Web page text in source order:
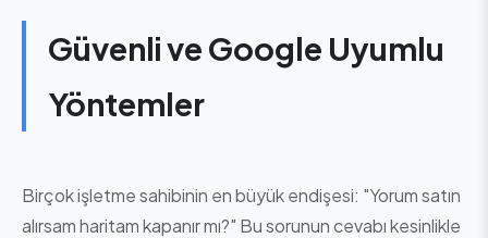
Güvenli ve Google Uyumlu
Yöntemler
Birçok işletme sahibinin en büyük endişesi: "Yorum satın
alırsam haritam kapanır mı?" Bu sorunun cevabı kesinlikle